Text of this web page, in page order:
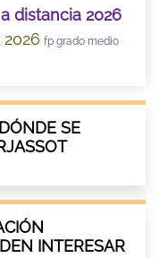
distancia 2026
fp grado medio
SE
INTERESAR